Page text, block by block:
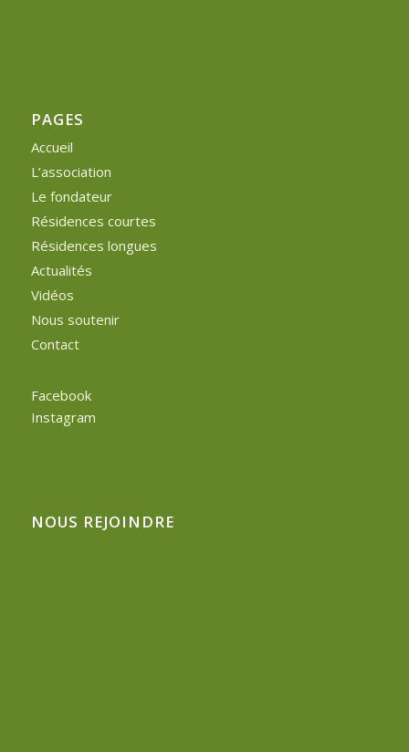
PAGES
Accueil
L’association
Le fondateur
Résidences courtes
Résidences longues
Actualités
Vidéos
Nous soutenir
Contact
Facebook
Instagram
NOUS REJOINDRE